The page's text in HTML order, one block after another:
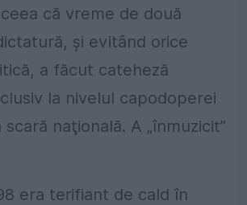
că vreme de două
şi evitând orice
a făcut cateheză
la nivelul capodoperei
naţională. A „înmuzicit”
era terifiant de cald în